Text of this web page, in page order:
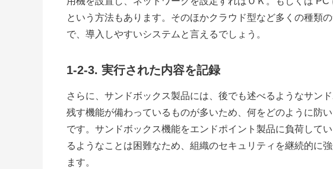
という方法もあります。そのほかクラウド型など多くの種類
で、導入しやすいシステムと言えるでしょう。
1-2-3. 実行された内容を記録
さらに、サンドボックス製品には、後でも述べるようなサン
残す機能が備わっているものが多いため、何をどのように防
です。サンドボックス機能をエンドポイント製品に負荷して
るようなことは困難なため、組織のセキュリティを継続的に
ます。